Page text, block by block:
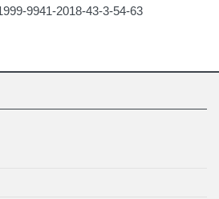
9941-2018-43-3-54-63